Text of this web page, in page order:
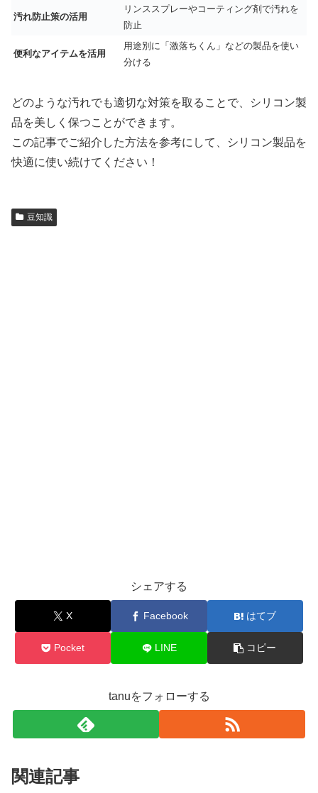
汚れ防止策の活用
リンススプレーやコーティング剤で汚れを
防止
便利なアイテムを活用
用途別に「激落ちくん」などの製品を使い
分ける
どのような汚れでも適切な対策を取ることで、シリコン製
品を美しく保つことができます。
この記事でご紹介した方法を参考にして、シリコン製品を
快適に使い続けてください！
豆知識
シェアする
X Facebook はてブ
Pocket LINE コピー
tanuをフォローする
関連記事